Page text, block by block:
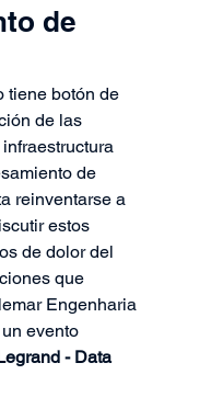
de
tiene botón de
de las
de
reinventarse a
estos
de dolor del
que
Engenharia
evento
- Data